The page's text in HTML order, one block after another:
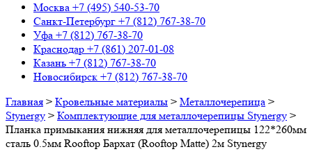
Москва +7 (495) 540-53-70
Санкт-Петербург +7 (812) 767-38-70
Уфа +7 (812) 767-38-70
Краснодар +7 (861) 207-01-08
Казань +7 (812) 767-38-70
Новосибирск +7 (812) 767-38-70
Главная > Кровельные материалы > Металлочерепица >
Stynergy > Комплектующие для металлочерепицы Stynergy >
Планка примыкания нижняя для металлочерепицы 122*260мм
сталь 0.5мм Rooftop Бархат (Rooftop Matte) 2м Stynergy